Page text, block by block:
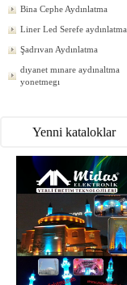
Bina Cephe Aydınlatma
Liner Led Serefe aydınlatma
Şadrıvan Aydınlatma
dıyanet mınare aydınaltma
yonetmegı
Yenni kataloklar